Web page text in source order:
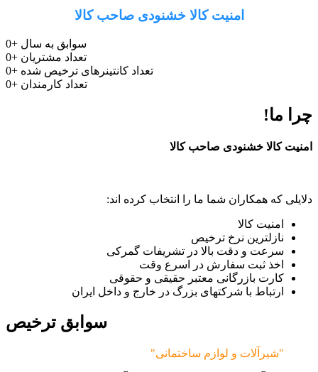
امنیت کالا خشنودی صاحب کالا
0+ سوابق به سال
0+ تعداد مشتریان
0+ تعداد کانتینرهای ترخیص شده
0+ تعداد کارمندان
چرا ما!
امنیت کالا خشنودی صاحب کالا
دلایلی که همکاران شما ما را انتخاب کرده اند:
امنیت کالا
نازلترین نرخ ترخیص
سرعت و دقت بالا در تشریفات گمرکی
اخذ ثبت سفارش در اسرع وقت
کارت بازرگانی معتبر حقیقی و حقوقی
ارتباط با شرکتهای بزرگ در خارج و داخل ایران
سوابق ترخیص
"شیرآلات و لوازم ساختمانی"